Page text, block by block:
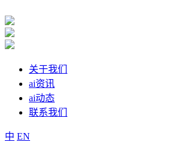
关于我们
ai资讯
ai动态
联系我们
中 EN